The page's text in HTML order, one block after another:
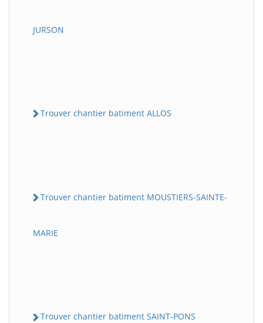
JURSON
Trouver chantier batiment ALLOS
Trouver chantier batiment MOUSTIERS-SAINTE-
MARIE
Trouver chantier batiment SAINT-PONS